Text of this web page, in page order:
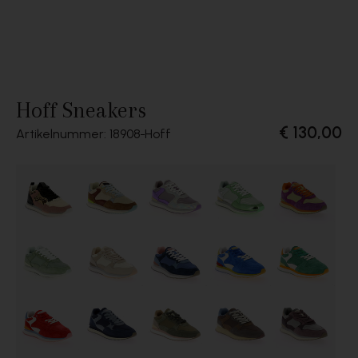
Hoff Sneakers
Artikelnummer: 18908 Hoff € 130,00